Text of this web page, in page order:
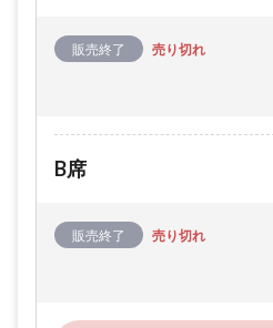
販売終了 売り切れ
B席
販売終了 売り切れ